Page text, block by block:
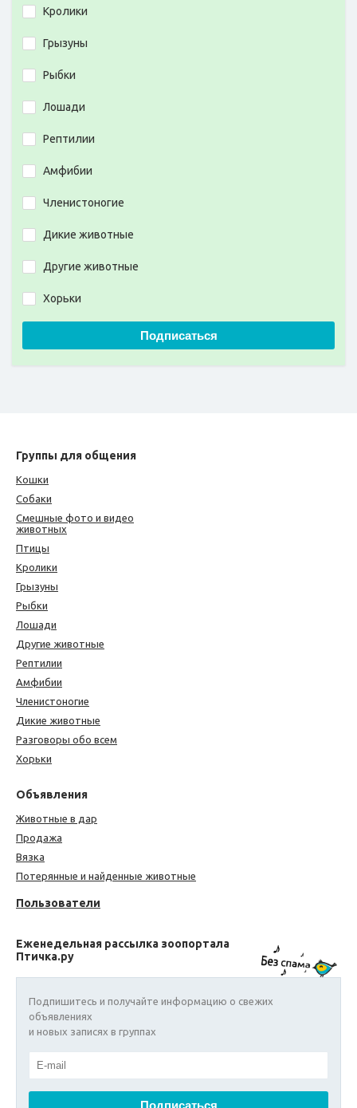
Кролики
Грызуны
Рыбки
Лошади
Рептилии
Амфибии
Членистоногие
Дикие животные
Другие животные
Хорьки
Подписаться
Группы для общения
Кошки
Собаки
Смешные фото и видео
животных
Птицы
Кролики
Грызуны
Рыбки
Лошади
Другие животные
Рептилии
Амфибии
Членистоногие
Дикие животные
Разговоры обо всем
Хорьки
Объявления
Животные в дар
Продажа
Вязка
Потерянные и найденные животные
Пользователи
Еженедельная рассылка зоопортала
Птичка.ру
Подпишитесь и получайте информацию о свежих
объявлениях
и новых записях в группах